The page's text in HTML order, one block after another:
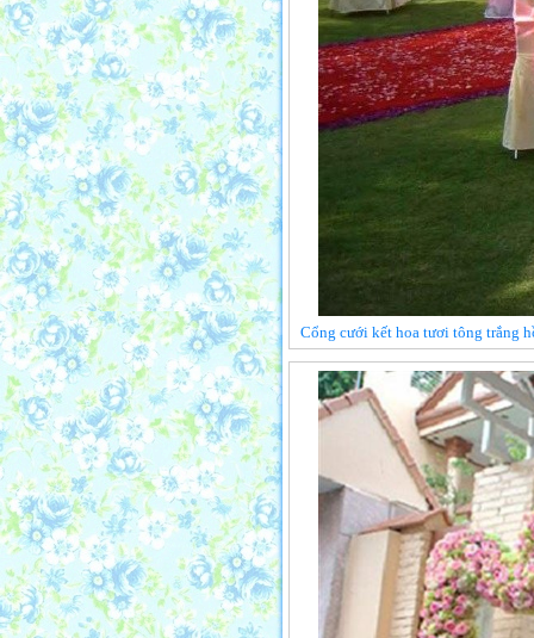
Cổng cưới kết hoa tươi tông trắng